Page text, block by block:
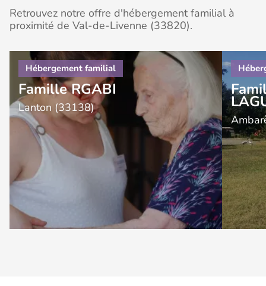
Retrouvez notre offre d'hébergement familial à
proximité de Val-de-Livenne (33820).
Famille RGABI
Lanton (33138)